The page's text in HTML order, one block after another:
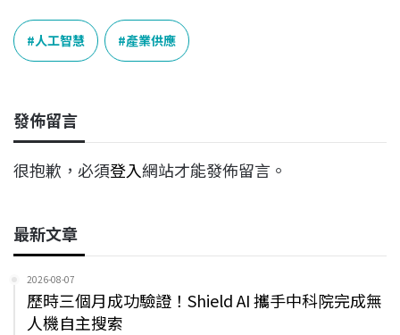
c
e
b
o
k
n
e
r
e
a
n
k
e
人工智慧 產業供應
發佈留言
很抱歉，必須登入網站才能發佈留言。
最新文章
2026-08-07
歷時三個月成功驗證！Shield AI 攜手中科院完成無
人機自主搜索